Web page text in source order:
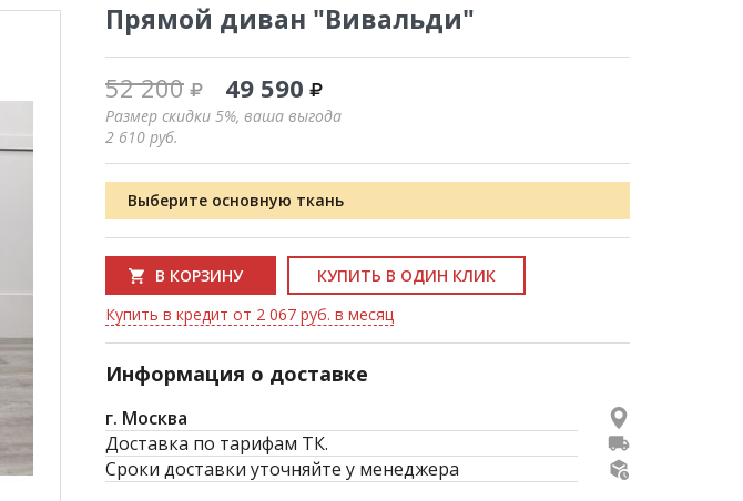
Прямой диван "Вивальди"
52 200 49 590
Размер скидки 5%, ваша выгода
2 610 руб.
Выберите основную ткань
В КОРЗИНУ
КУПИТЬ В ОДИН КЛИК
Купить в кредит от 2 067 руб. в месяц
Информация о доставке
г. Москва
Доставка по тарифам ТК.
Сроки доставки уточняйте у менеджера